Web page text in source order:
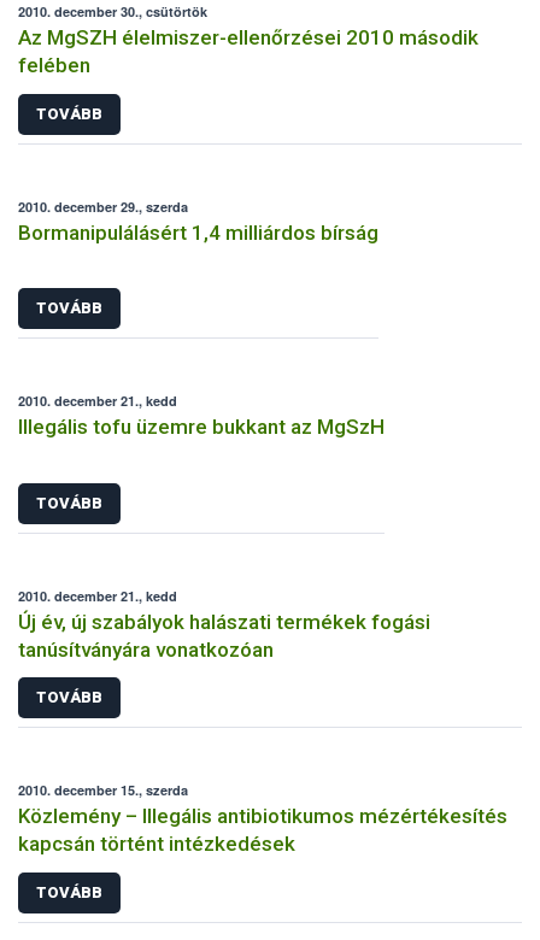
2010. december 30., csütörtök
Az MgSZH élelmiszer-ellenőrzései 2010 második
felében
TOVÁBB
2010. december 29., szerda
Bormanipulálásért 1,4 milliárdos bírság
TOVÁBB
2010. december 21., kedd
Illegális tofu üzemre bukkant az MgSzH
TOVÁBB
2010. december 21., kedd
Új év, új szabályok halászati termékek fogási
tanúsítványára vonatkozóan
TOVÁBB
2010. december 15., szerda
Közlemény – Illegális antibiotikumos mézértékesítés
kapcsán történt intézkedések
TOVÁBB